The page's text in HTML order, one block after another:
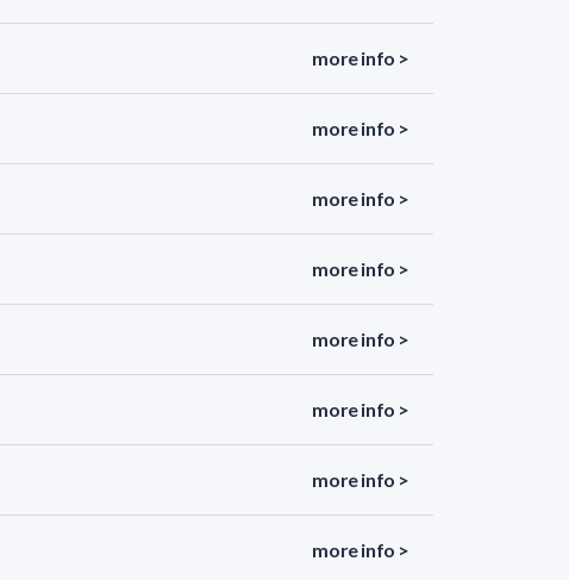
more info >
more info >
more info >
more info >
more info >
more info >
more info >
more info >